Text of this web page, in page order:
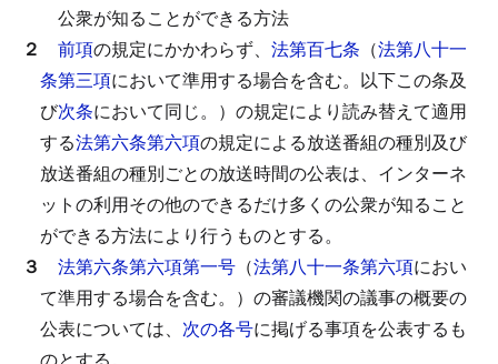
公衆が知ることができる方法
２
前項の規定にかかわらず、 法第百七条 （法第八十一
条第三項において準用する場合を含む。以下この条及
び次条において同じ。）の規定により読み替えて適用
する法第六条第六項の規定による放送番組の種別及び
放送番組の種別ごとの放送時間の公表は、インターネ
ットの利用その他のできるだけ多くの公衆が知ること
ができる方法により行うものとする。
３
法第六条第六項第一号 （法第八十一条第六項におい
て準用する場合を含む。）の審議機関の議事の概要の
公表については、 次の各号に掲げる事項を公表するも
のとする。